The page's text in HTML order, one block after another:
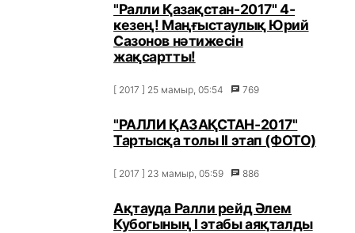
"Ралли Қазақстан-2017" 4-
кезең! Маңғыстаулық Юрий
Сазонов нәтижесін
жақсартты!
[ 2017 ] 25 мамыр, 05:54 769
"РАЛЛИ ҚАЗАҚСТАН-2017"
Тартысқа толы ІІ этап (ФОТО)
[ 2017 ] 23 мамыр, 05:59 886
Ақтауда Ралли рейд Әлем
Кубогының I этабы аяқталды